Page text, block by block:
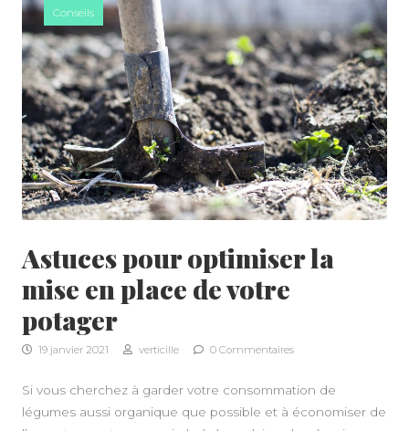
Conseils
Astuces pour optimiser la
mise en place de votre
potager
19 janvier 2021 verticille 0 Commentaires
Si vous cherchez à garder votre consommation de
légumes aussi organique que possible et à économiser de